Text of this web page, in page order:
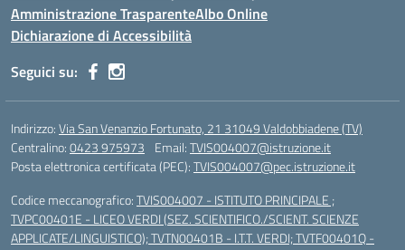
Amministrazione TrasparenteAlbo Online
Dichiarazione di Accessibilità
Seguici su:
Indirizzo:Via San Venanzio Fortunato, 21 31049 Valdobbiadene (TV)
Centralino:0423 975973 Email:TVIS004007@istruzione.it
Posta elettronica certificata (PEC):TVIS004007@pec.istruzione.it
Codice meccanografico:TVIS004007 - ISTITUTO PRINCIPALE ;
TVPC00401E - LICEO VERDI (SEZ. SCIENTIFICO./SCIENT. SCIENZE
APPLICATE/LINGUISTICO); TVTN00401B - I.T.T. VERDI; TVTF00401Q -